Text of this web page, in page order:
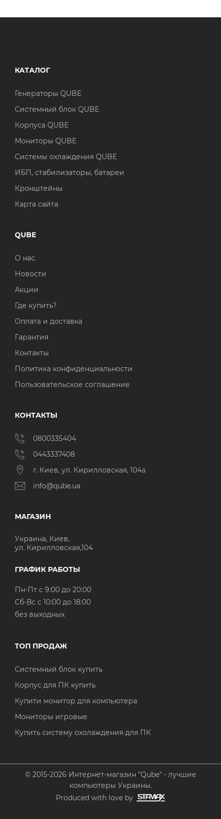
КАТАЛОГ
Генераторы QUBE
Системный блок QUBE
Корпуса QUBE
Мониторы QUBE
Системы охлаждения QUBE
ИБП, стабилизаторы, батареи
Кронштейны
Карта сайта
QUBE
О нас
Новости
Акции
Где купить?
Оплата и доставка
Гарантия
Контакты
Политика конфиденциальности
Пользовательское соглашение
КОНТАКТЫ
0800335404
0443337408
г. Киев, ул. Кирилловская, 104а
info@qube.ua
МАГАЗИН
Украина, Киев,
ул. Кирилловская,104
ГРАФИК РАБОТЫ
Пн-Пт с 9:00 до 20:00
Cб-Вс с 10:00 до 18:00
без выходных
ТОП ПРОДАЖ
Системный блок купить
Корпус для ПК купить
Купити монитор для компьютера
Мониторы игровые
Купить систему охолаждения для ПК
© 2015-2026 Интернет-магазин "Qube" - лучшие
компьютеры Украины.
Produced with love by